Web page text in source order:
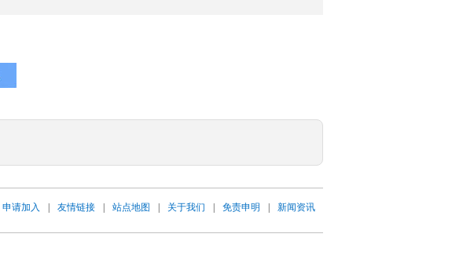
申请加入 | 友情链接 | 站点地图 | 关于我们 | 免责申明 | 新闻资讯